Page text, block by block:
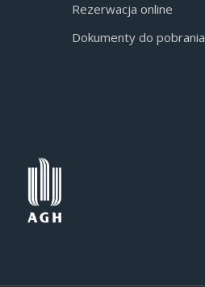
Rezerwacja online
Dokumenty do pobrania